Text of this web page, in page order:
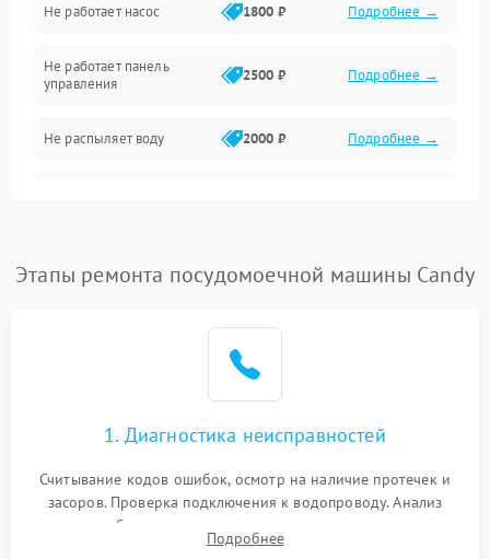
Вода
Гигиена
Программное обеспечение
Не работает насос 1800 ₽ Подробнее →
Не работает панель
управления
2500 ₽ Подробнее →
Не распыляет воду 2000 ₽ Подробнее →
воды
1800 ₽ Подробнее →
Проблемы с
Этапы ремонта посудомоечной машины Candy
1. Диагностика неисправностей
Считывание кодов ошибок, осмотр на наличие протечек и
засоров. Проверка подключения к водопроводу. Анализ
жалоб на отсутствие слива, нагрева, вращения
разбрызгивателей или срабатывание системы защиты
Подробнее